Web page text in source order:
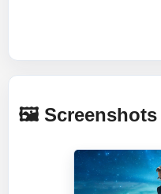
🖼️ Screenshots